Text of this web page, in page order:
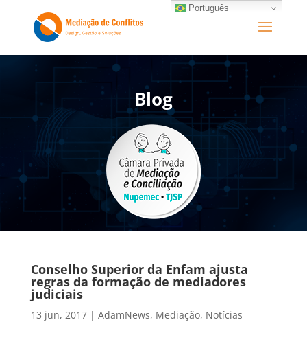
Blog
Conselho Superior da Enfam ajusta
regras da formação de mediadores
judiciais
13 jun, 2017| AdamNews, Mediação, Notícias
Português